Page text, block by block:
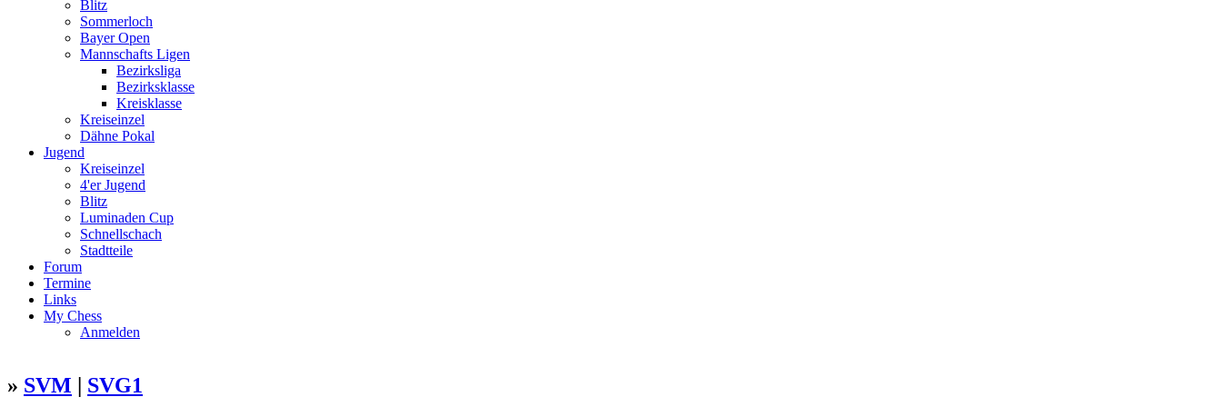
Blitz
Sommerloch
Bayer Open
Mannschafts Ligen
Bezirksliga
Bezirksklasse
Kreisklasse
Kreiseinzel
Dähne Pokal
Jugend
Kreiseinzel
4'er Jugend
Blitz
Luminaden Cup
Schnellschach
Stadtteile
Forum
Termine
Links
My Chess
Anmelden
» SVM | SVG1